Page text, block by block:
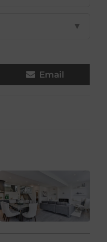
▼
Email